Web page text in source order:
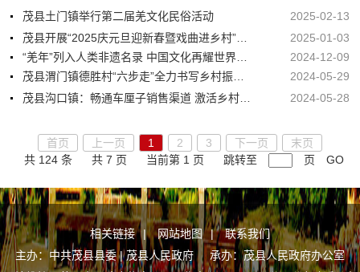
茂县土门镇举行第二届羌文化民俗活动
2025-02-13
2025-01-03
2024-12-09
2024-05-29
2024-05-28
首页 上一页 1 2 3 下一页
末页
共 124 条
共 7 页 当前第 1 页 跳转至 页 GO
相关链接 | 网站地图 |
联系我们
主办：中共茂县县委 | 茂县人民政府 承办：茂县人民政府办公室